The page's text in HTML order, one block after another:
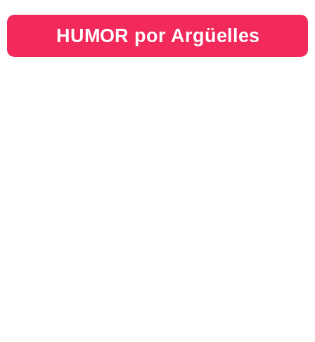
HUMOR por Argüelles​